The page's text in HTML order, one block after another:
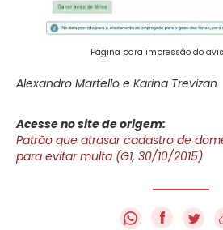
Página para impressão do
Alexandro Martello e Karina Trevizan
Acesse no site de origem:
Patrão que atrasar cadastro de
para evitar multa (G1, 30/10/2015)
f